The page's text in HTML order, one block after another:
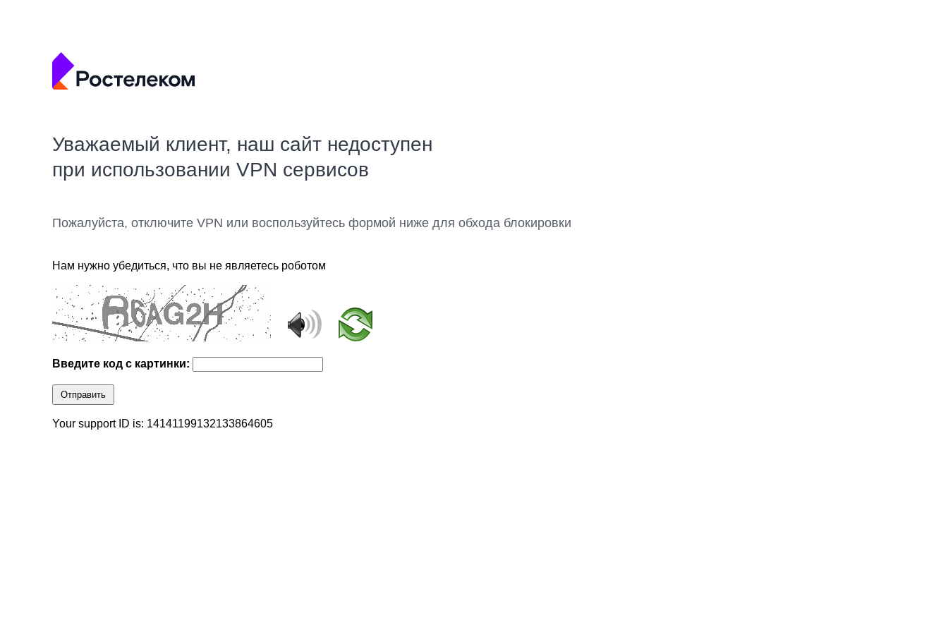
Уважаемый клиент, наш сайт недоступен
при использовании VPN сервисов
Пожалуйста, отключите VPN или воспользуйтесь формой ниже для обхода блокировки
Нам нужно убедиться, что вы не являетесь роботом
Введите код с картинки:
Отправить
Your support ID is: 14141199132133864605